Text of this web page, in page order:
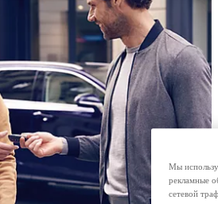
Мы
рекламные
сетевой